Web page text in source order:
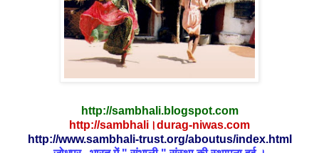
http://sambhali.blogspot.com
http://sambhali।durag-niwas.com
http://www.sambhali-trust.org/aboutus/index.html